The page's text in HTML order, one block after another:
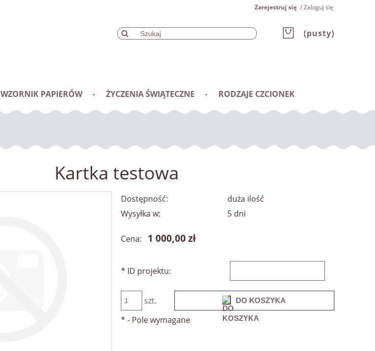
Zarejestruj się Zaloguj się
(pusty)
WZORNIK PAPIERÓW ŻYCZENIA ŚWIĄTECZNE
RODZAJE CZCIONEK
Kartka testowa
Dostępność:
duża ilość
Wysyłka w:
5 dni
Cena: 1 000,00 zł
* ID projektu:
szt. DO KOSZYKA
* - Pole wymagane